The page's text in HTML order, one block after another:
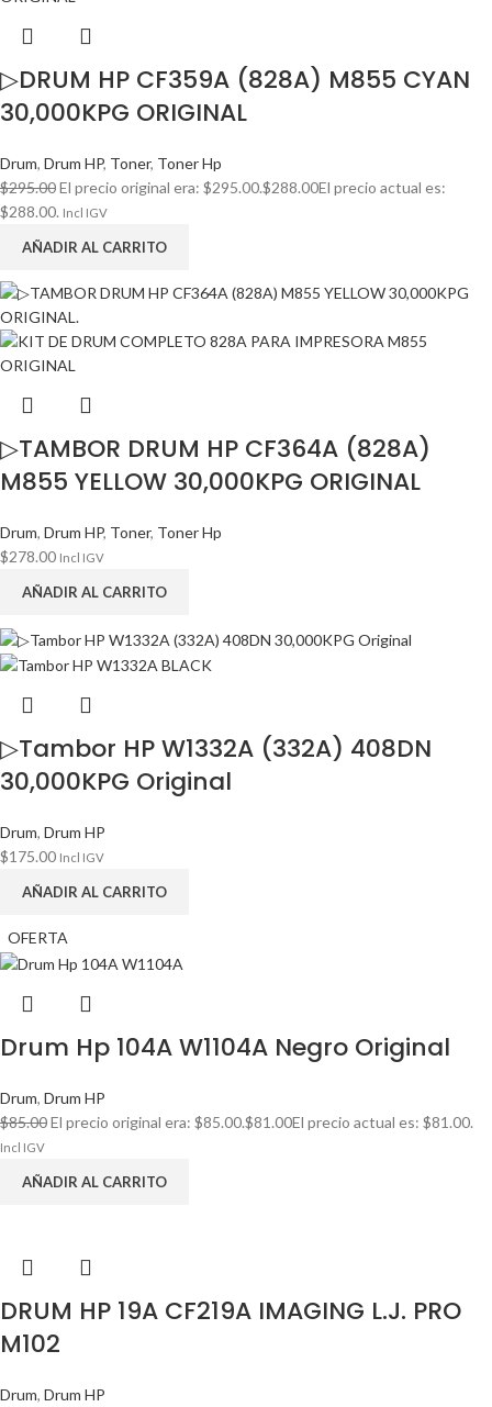
▷DRUM HP CF359A (828A) M855 CYAN
30,000KPG ORIGINAL
Drum, Drum HP, Toner, Toner Hp
$295.00El precio original era: $295.00.$288.00El precio actual es:
$288.00. Incl IGV
AÑADIR AL CARRITO
▷TAMBOR DRUM HP CF364A (828A)
M855 YELLOW 30,000KPG ORIGINAL
Drum, Drum HP, Toner, Toner Hp
$278.00 Incl IGV
AÑADIR AL CARRITO
▷Tambor HP W1332A (332A) 408DN
30,000KPG Original
Drum, Drum HP
$175.00 Incl IGV
AÑADIR AL CARRITO
OFERTA
Drum Hp 104A W1104A Negro Original
Drum, Drum HP
$85.00El precio original era: $85.00.$81.00El precio actual es: $81.00.
Incl IGV
AÑADIR AL CARRITO
DRUM HP 19A CF219A IMAGING L.J. PRO
M102
Drum, Drum HP